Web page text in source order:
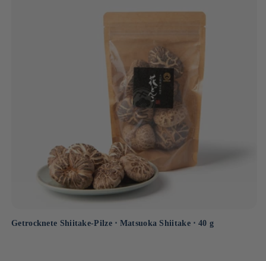
Getrocknete Shiitake-Pilze ⋅ Matsuoka Shiitake ⋅ 40 g